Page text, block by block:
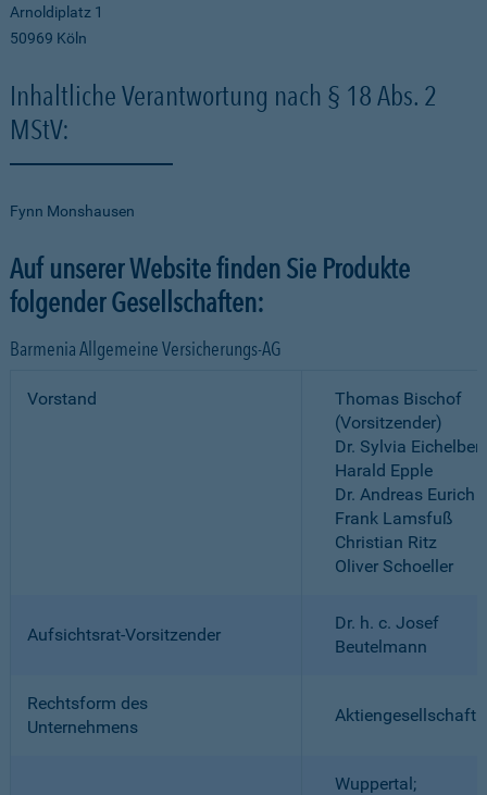
Arnoldiplatz 1
50969 Köln
Inhaltliche Verantwortung nach § 18 Abs. 2
MStV:
Fynn Monshausen
Auf unserer Website finden Sie Produkte
folgender Gesellschaften:
Barmenia Allgemeine Versicherungs-AG
Vorstand
Thomas Bischof
(Vorsitzender)
Dr. Sylvia
Harald Epple
Dr. Andreas Eurich
Frank Lamsfuß
Christian Ritz
Oliver Schoeller
Aufsichtsrat-Vorsitzender
Dr. h. c. Josef
Beutelmann
Rechtsform des
Unternehmens
Aktiengesellschaft
Wuppertal;